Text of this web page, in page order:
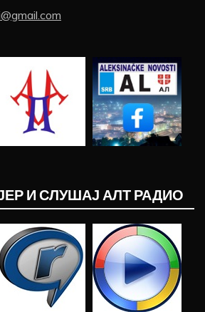
И СЛУШАЈ АЛТ РАДИО